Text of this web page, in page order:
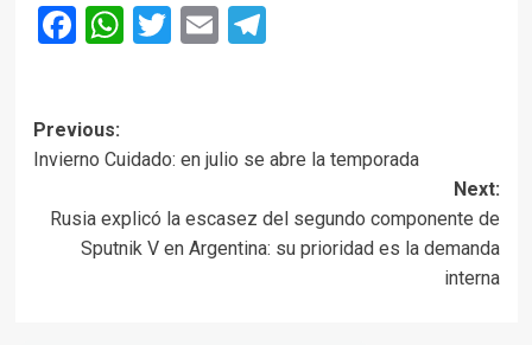
Facebook
WhatsApp
Twitter
EmailTelegram
Post
navigation
Previous:
Invierno Cuidado: en julio se abre la temporada
Next:
Rusia explicó la escasez del segundo componente de
Sputnik V en Argentina: su prioridad es la demanda
interna